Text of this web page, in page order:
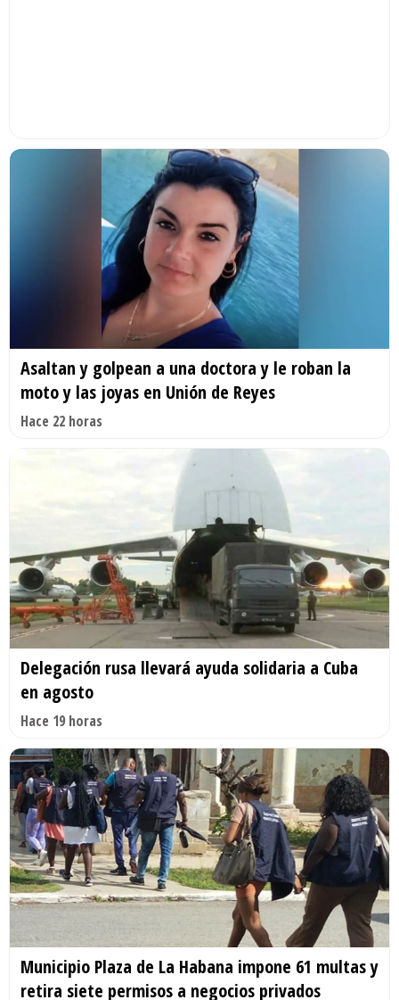
Asaltan y golpean a una doctora y le roban la
moto y las joyas en Unión de Reyes
Hace 22 horas
Delegación rusa llevará ayuda solidaria a Cuba
en agosto
Hace 19 horas
Municipio Plaza de La Habana impone 61 multas y
retira siete permisos a negocios privados